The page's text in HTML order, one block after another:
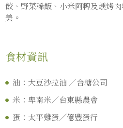
餃、野菜稀飯、小米阿粺及燻烤
美。
食材資訊
油：大豆沙拉油 ／台糖公司
米：卑南米／台東縣農會
蛋：太平雞蛋／億豐蛋行